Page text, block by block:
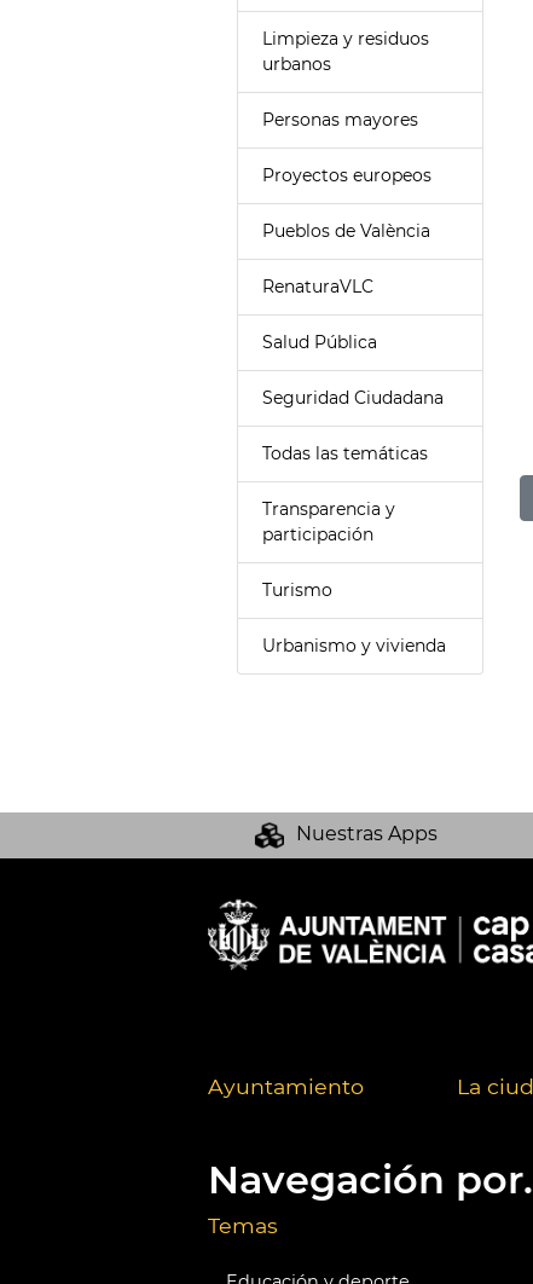
Limpieza y residuos
urbanos
Personas mayores
Proyectos europeos
Pueblos de València
RenaturaVLC
Salud Pública
Seguridad Ciudadana
Todas las temáticas
Transparencia y
participación
Turismo
Urbanismo y vivienda
Nuestras Apps
Ayuntamiento La
Navegación
Temas